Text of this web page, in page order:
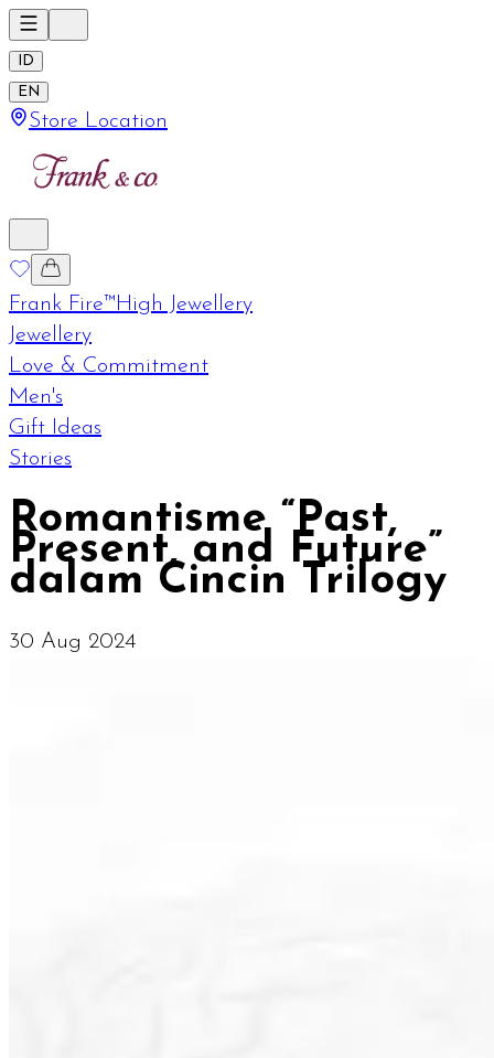
ID
EN
Store Location
Frank Fire™High Jewellery
Jewellery
Love & Commitment
Men's
Gift Ideas
Stories
Romantisme “Past,
Present, and Future”
dalam Cincin Trilogy
30 Aug 2024